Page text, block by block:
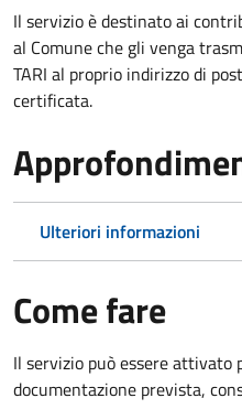
Il servizio è destinato ai
al Comune che gli venga
TARI al proprio indirizzo di
certificata.
Ulteriori informazioni
Come fare
Il servizio può essere
documentazione prevista,